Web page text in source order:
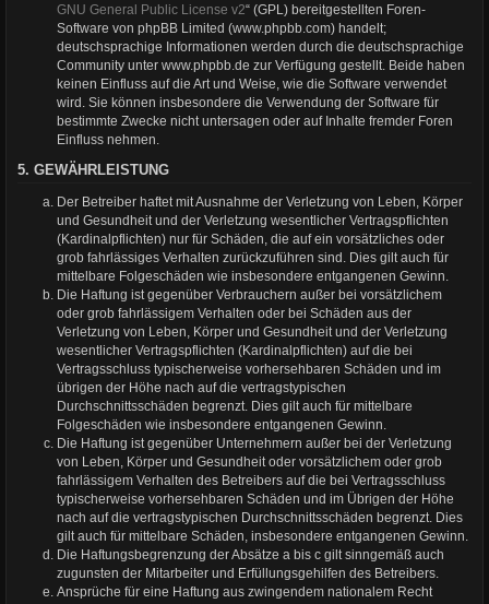
GNU General Public License v2“ (GPL) bereitgestellten Foren-
Software von phpBB Limited (www.phpbb.com) handelt;
deutschsprachige Informationen werden durch die deutschsprachige
Community unter www.phpbb.de zur Verfügung gestellt. Beide haben
keinen Einfluss auf die Art und Weise, wie die Software verwendet
wird. Sie können insbesondere die Verwendung der Software für
bestimmte Zwecke nicht untersagen oder auf Inhalte fremder Foren
Einfluss nehmen.
5. GEWÄHRLEISTUNG
Der Betreiber haftet mit Ausnahme der Verletzung von Leben, Körper
und Gesundheit und der Verletzung wesentlicher Vertragspflichten
(Kardinalpflichten) nur für Schäden, die auf ein vorsätzliches oder
grob fahrlässiges Verhalten zurückzuführen sind. Dies gilt auch für
mittelbare Folgeschäden wie insbesondere entgangenen Gewinn.
Die Haftung ist gegenüber Verbrauchern außer bei vorsätzlichem
oder grob fahrlässigem Verhalten oder bei Schäden aus der
Verletzung von Leben, Körper und Gesundheit und der Verletzung
wesentlicher Vertragspflichten (Kardinalpflichten) auf die bei
Vertragsschluss typischerweise vorhersehbaren Schäden und im
übrigen der Höhe nach auf die vertragstypischen
Durchschnittsschäden begrenzt. Dies gilt auch für mittelbare
Folgeschäden wie insbesondere entgangenen Gewinn.
Die Haftung ist gegenüber Unternehmern außer bei der Verletzung
von Leben, Körper und Gesundheit oder vorsätzlichem oder grob
fahrlässigem Verhalten des Betreibers auf die bei Vertragsschluss
typischerweise vorhersehbaren Schäden und im Übrigen der Höhe
nach auf die vertragstypischen Durchschnittsschäden begrenzt. Dies
gilt auch für mittelbare Schäden, insbesondere entgangenen Gewinn.
Die Haftungsbegrenzung der Absätze a bis c gilt sinngemäß auch
zugunsten der Mitarbeiter und Erfüllungsgehilfen des Betreibers.
Ansprüche für eine Haftung aus zwingendem nationalem Recht